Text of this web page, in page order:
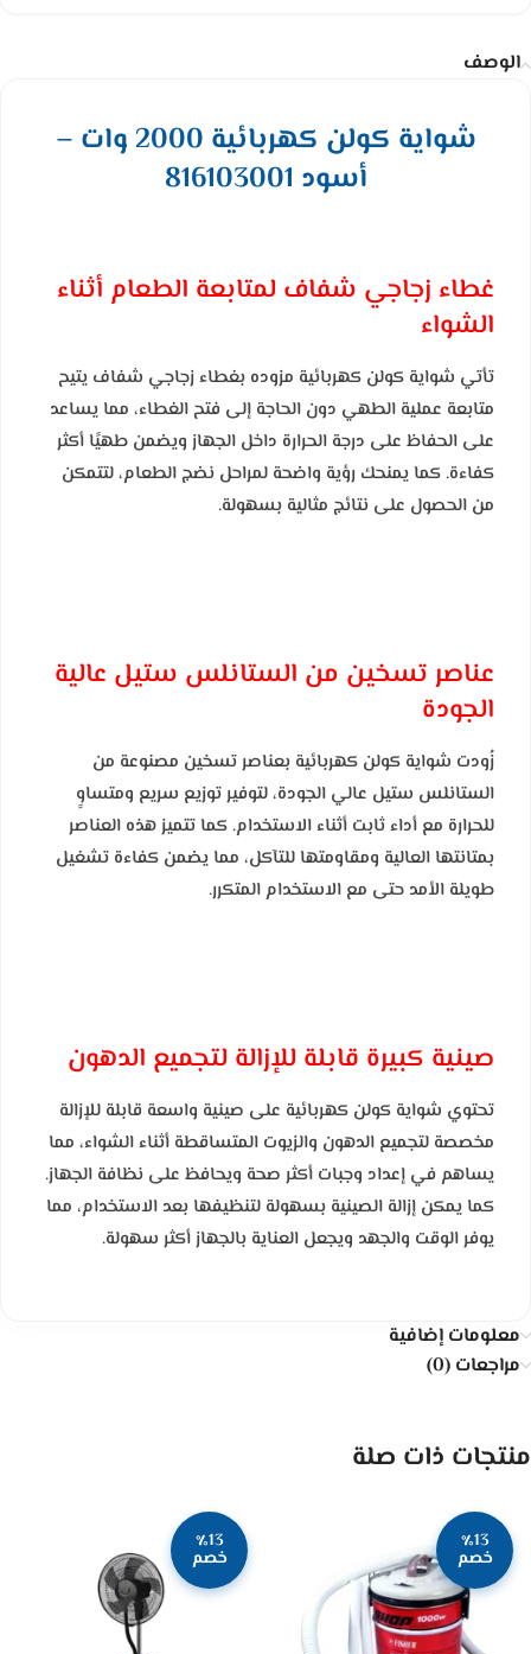
الوصف
شواية كولن كهربائية 2000 وات –
أسود 816103001
غطاء زجاجي شفاف لمتابعة الطعام أثناء
الشواء
تأتي شواية كولن كهربائية مزوده بغطاء زجاجي شفاف يتيح
متابعة عملية الطهي دون الحاجة إلى فتح الغطاء، مما يساعد
على الحفاظ على درجة الحرارة داخل الجهاز ويضمن طهيًا أكثر
كفاءة. كما يمنحك رؤية واضحة لمراحل نضج الطعام، لتتمكن
من الحصول على نتائج مثالية بسهولة.
عناصر تسخين من الستانلس ستيل عالية
الجودة
زُودت شواية كولن كهربائية بعناصر تسخين مصنوعة من
الستانلس ستيل عالي الجودة، لتوفير توزيع سريع ومتساوٍ
للحرارة مع أداء ثابت أثناء الاستخدام. كما تتميز هذه العناصر
بمتانتها العالية ومقاومتها للتآكل، مما يضمن كفاءة تشغيل
طويلة الأمد حتى مع الاستخدام المتكرر.
صينية كبيرة قابلة للإزالة لتجميع الدهون
تحتوي شواية كولن كهربائية على صينية واسعة قابلة للإزالة
مخصصة لتجميع الدهون والزيوت المتساقطة أثناء الشواء، مما
يساهم في إعداد وجبات أكثر صحة ويحافظ على نظافة الجهاز.
كما يمكن إزالة الصينية بسهولة لتنظيفها بعد الاستخدام، مما
يوفر الوقت والجهد ويجعل العناية بالجهاز أكثر سهولة.
معلومات إضافية
مراجعات (0)
منتجات ذات صلة
٪13
خصم
٪13
خصم